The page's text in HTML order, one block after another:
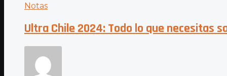
Notas
Ultra Chile 2024: Todo lo que necesitas